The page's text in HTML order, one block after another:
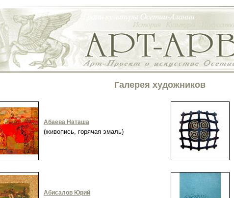
Галерея художников
Абаева Наташа
(живопись, горячая эмаль)
Абисалов Юрий